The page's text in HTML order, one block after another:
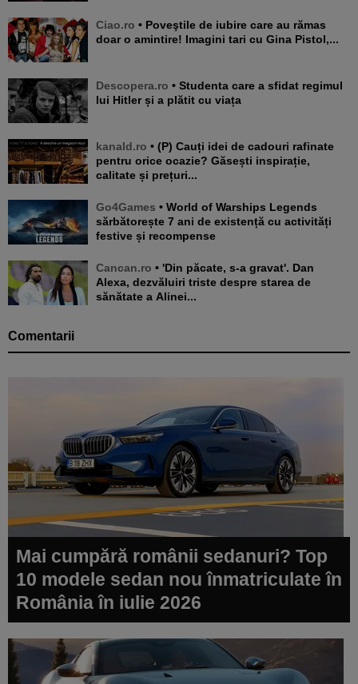
Ciao.ro • Poveştile de iubire care au rămas
doar o amintire! Imagini tari cu Gina Pistol,...
Descopera.ro • Studenta care a sfidat regimul
lui Hitler și a plătit cu viața
kanald.ro • (P) Cauți idei de cadouri rafinate
pentru orice ocazie? Găsești inspirație,
calitate și prețuri...
Go4Games • World of Warships Legends
sărbătorește 7 ani de existență cu activități
festive și recompense
Cancan.ro • 'Din păcate, s-a gravat'. Dan
Alexa, dezvăluiri triste despre starea de
sănătate a Alinei...
Comentarii
Mai cumpără românii sedanuri? Top
10 modele sedan nou înmatriculate în
România în iulie 2026